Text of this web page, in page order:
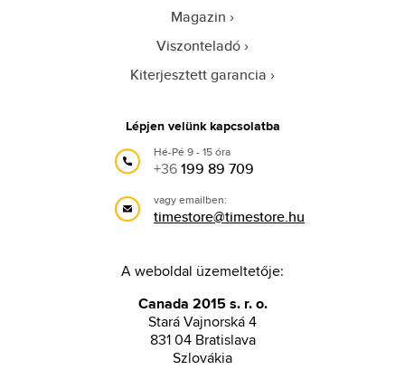
Magazin
Viszonteladó
Kiterjesztett garancia
Lépjen velünk kapcsolatba
Hé-Pé 9 - 15 óra
+36199 89 709
vagy emailben:
timestore@timestore.hu
A weboldal üzemeltetője:
Canada 2015 s. r. o.
Stará Vajnorská 4
831 04 Bratislava
Szlovákia